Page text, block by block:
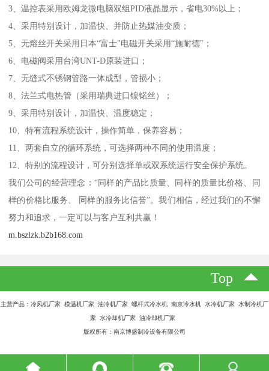
3、温控表采用欧姆龙微电脑双组PID液晶显示，省电30%以上；
4、采用特别设计，加温快、并防止热媒油变质；
5、无熔丝开关采用日本“富士"电磁开关采用“施耐德"；
6、电磁阀采用台湾UNT-D原装进口；
7、无缝式不锈钢管路一体成型，管损小；
8、法兰式电热管（采用瑞典进口镍锘丝）；
9、采用特别设计，加温快、温度稳定；
10、特有流程系统设计，操作简单，保养容易；
11、两套自立的循环系统，可选择两种不同的使用温度；
12、特别的流程设计，可分别选择单或双系统运行安全保护系统。
我们公司的经营理念：“同样的产品比质量、同样的质量比价格、同
样的价格比服务、 同样的服务比信誉”。我们相信，经过我们的不懈
努力和追求，一定可以与客户互利共赢！
m.bszlzk.b2b168.com
Top
主营产品：冷风机厂家 模温机厂家 油冷机厂家 螺杆式冷水机 南京冷水机 水冷机厂家 水制冷机厂
家 水冷却机厂家 油冷却机厂家
版权所有：南京博盛制冷设备有限公司